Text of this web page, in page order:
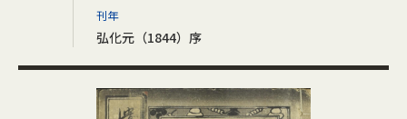
刊年
弘化元（1844）序